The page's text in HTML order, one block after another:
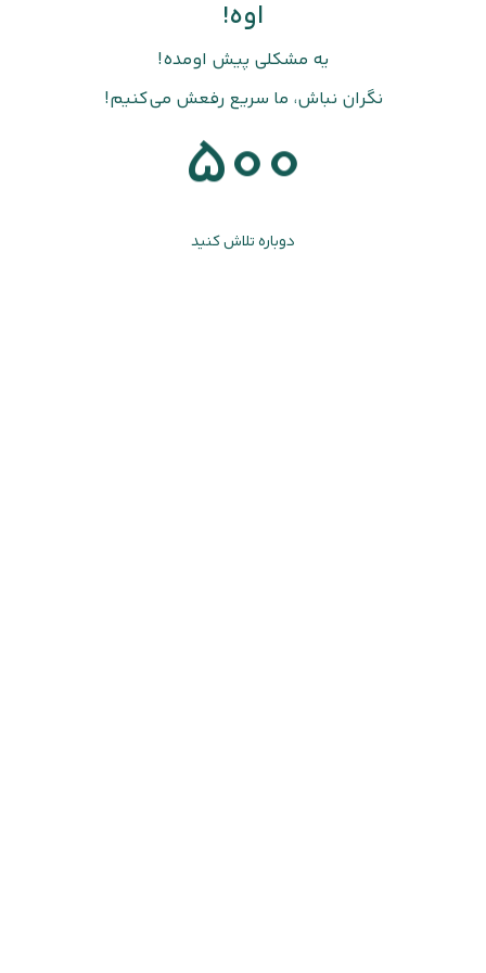
اوه!
یه مشکلی پیش اومده!
نگران نباش، ما سریع رفعش می‌کنیم!
500
دوباره تلاش کنید